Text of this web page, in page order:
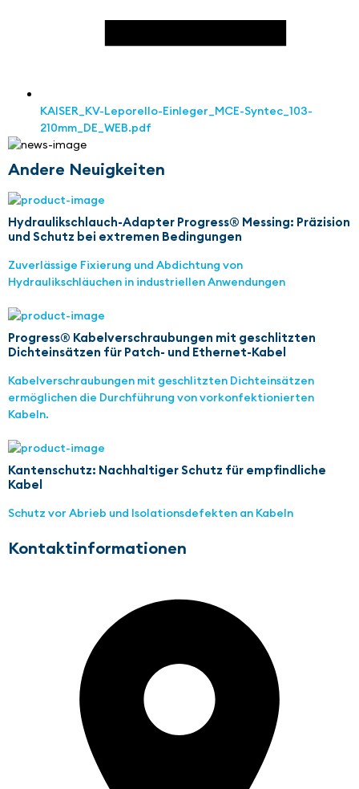
KAISER_KV-Leporello-Einleger_MCE-Syntec_103-
210mm_DE_WEB.pdf
Andere Neuigkeiten
Hydraulikschlauch-Adapter Progress® Messing: Präzision
und Schutz bei extremen Bedingungen
Zuverlässige Fixierung und Abdichtung von
Hydraulikschläuchen in industriellen Anwendungen
Progress® Kabelverschraubungen mit geschlitzten
Dichteinsätzen für Patch- und Ethernet-Kabel
Kabelverschraubungen mit geschlitzten Dichteinsätzen
ermöglichen die Durchführung von vorkonfektionierten
Kabeln.
Kantenschutz: Nachhaltiger Schutz für empfindliche
Kabel
Schutz vor Abrieb und Isolationsdefekten an Kabeln
Kontaktinformationen